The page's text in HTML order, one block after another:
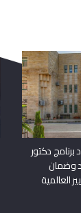
دكتور
وضمان
العالمية